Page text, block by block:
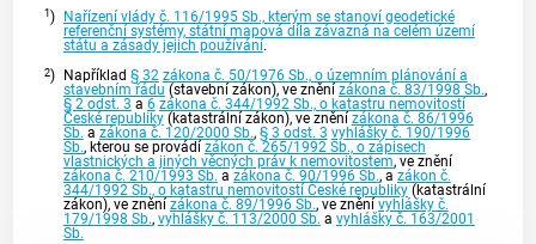
1) Nařízení vlády č. 116/1995 Sb., kterým se stanoví geodetické
referenční systémy, státní mapová díla závazná na celém území
státu a zásady jejich používání.
2) Například § 32 zákona č. 50/1976 Sb., o územním plánování a
stavebním řádu (stavební zákon), ve znění zákona č. 83/1998 Sb.,
§ 2 odst. 3 a 6 zákona č. 344/1992 Sb., o katastru nemovitostí
České republiky(katastrální zákon), ve znění zákona č. 86/1996
Sb. a zákona č. 120/2000 Sb., § 3 odst. 3 vyhlášky č. 190/1996
Sb., kterou se provádí zákon č. 265/1992 Sb., o zápisech
vlastnických a jiných věcných práv k nemovitostem, ve znění
zákona č. 210/1993 Sb. a zákona č. 90/1996 Sb., a zákon č.
344/1992 Sb., o katastru nemovitostí České republiky(katastrální
zákon), ve znění zákona č. 89/1996 Sb., ve znění vyhlášky č.
179/1998 Sb., vyhlášky č. 113/2000 Sb. a vyhlášky č. 163/2001
Sb.